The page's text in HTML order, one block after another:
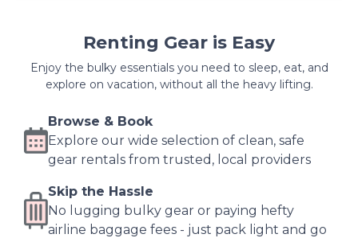
Renting Gear is Easy
Enjoy the bulky essentials you need to sleep, eat, and
explore on vacation, without all the heavy lifting.
Browse & Book
Explore our wide selection of clean, safe
gear rentals from trusted, local providers
Skip the Hassle
No lugging bulky gear or paying hefty
airline baggage fees - just pack light and go